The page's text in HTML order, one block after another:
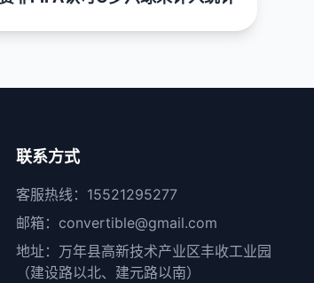
联系方式
客服热线：15521295277
邮箱：convertible@gmail.com
地址：万年县高新技术产业区丰收工业园
（建设路以北、建元路以南）